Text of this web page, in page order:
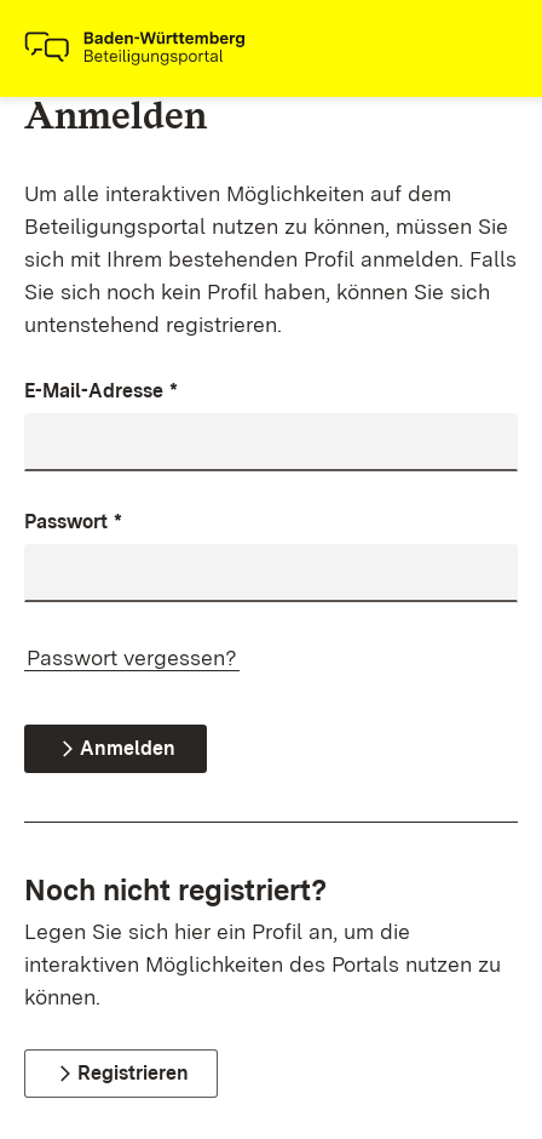
Anmelden
Um alle interaktiven Möglichkeiten auf dem
Beteiligungsportal nutzen zu können, müssen Sie
sich mit Ihrem bestehenden Profil anmelden. Falls
Sie sich noch kein Profil haben, können Sie sich
untenstehend registrieren.
E-Mail-Adresse *
Passwort *
Passwort vergessen?
Anmelden
Noch nicht registriert?
Legen Sie sich hier ein Profil an, um die
interaktiven Möglichkeiten des Portals nutzen zu
können.
Registrieren